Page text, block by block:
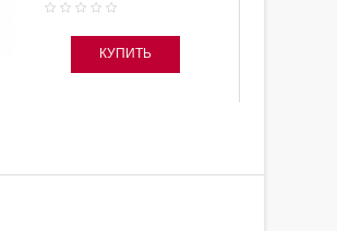
КУПИТЬ